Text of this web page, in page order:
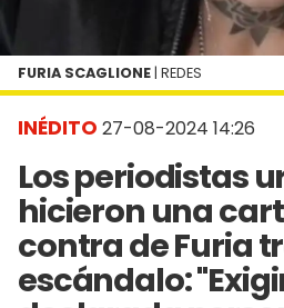
INÉDITO 27-08-2024 14:26
Los periodistas
hicieron una
contra de Furia
escándalo:
FURIA SCAGLIONE | REDES